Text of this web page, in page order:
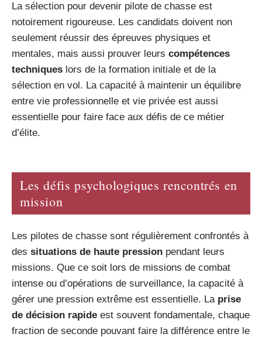
La sélection pour devenir pilote de chasse est
notoirement rigoureuse. Les candidats doivent non
seulement réussir des épreuves physiques et
mentales, mais aussi prouver leurs compétences
techniques lors de la formation initiale et de la
sélection en vol. La capacité à maintenir un équilibre
entre vie professionnelle et vie privée est aussi
essentielle pour faire face aux défis de ce métier
d’élite.
Les défis psychologiques rencontrés en
mission
Les pilotes de chasse sont régulièrement confrontés à
des situations de haute pression pendant leurs
missions. Que ce soit lors de missions de combat
intense ou d’opérations de surveillance, la capacité à
gérer une pression extrême est essentielle. La prise
de décision rapide est souvent fondamentale, chaque
fraction de seconde pouvant faire la différence entre le